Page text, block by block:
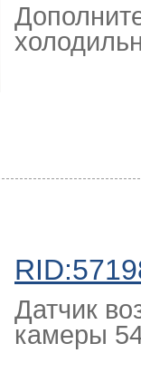
Датчик
камеры